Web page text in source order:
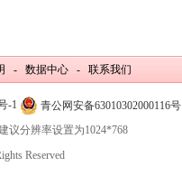
- 数据中心 - 联系我们
-1
青公网安备63010302000116号
议分辨率设置为1024*768
Reserved